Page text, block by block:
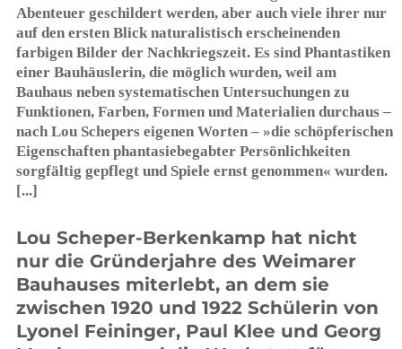
Schon seit ihrer Kindheit von der Atmosphäre der
Jahrmärkte, der Zirkuswelt und des Theaters fasziniert
und durch ihre Arbeit an der Bauhausbühne sowie einen
dreimonatigen Aufenthalt in Ascona angeregt, malte sie
Bilder aus diesen Bereichen, die in der Schwerelosigkeit
einiger Figuren an Arbeiten von Marc Chagall erinnern,
andere durch wechselnde Perspektiven und die Statik der
Personen eher an naive Malerei.
Zwischen 1929 und 1931 wurde ihr Leben am Bauhaus
durch zwei längere Aufenthalte in Moskau unterbrochen,
wohin ihr Mann als Spezialist für Farbe in der
Architektur berufen worden war. Sie unterstützte ihn bei
seinen vielfältigen Aufgaben und schrieb für die
fertigte sie ausdrucksstarke Tuscheskizzen von
Menschen in Moskaus Straßen an, die sie später teilweise
zu Bildern mit Gruppen von Personen mit
karikaturistisch dargestellten Gesichtern in
ungewöhnlichen Ausschnitten ausarbeitete. Dabei, wie
auch bei verschiedenen Häuserbildern und späteren
Arbeiten, stellen Experimente mit Farben und deren
Auftrag auf die Bildflache ihre in der Wandmalerei
erworbenen Kenntnisse unter Beweis.